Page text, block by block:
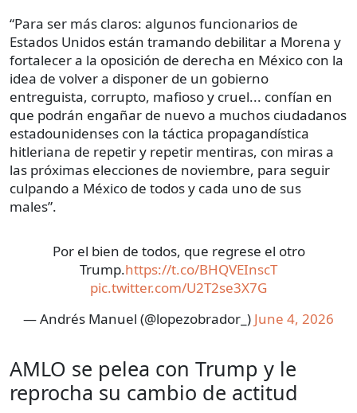
“Para ser más claros: algunos funcionarios de
Estados Unidos están tramando debilitar a Morena y
fortalecer a la oposición de derecha en México con la
idea de volver a disponer de un gobierno
entreguista, corrupto, mafioso y cruel... confían en
que podrán engañar de nuevo a muchos ciudadanos
estadounidenses con la táctica propagandística
hitleriana de repetir y repetir mentiras, con miras a
las próximas elecciones de noviembre, para seguir
culpando a México de todos y cada uno de sus
males”.
Por el bien de todos, que regrese el otro
Trump.https://t.co/BHQVEInscT
pic.twitter.com/U2T2se3X7G
— Andrés Manuel (@lopezobrador_) June 4, 2026
AMLO se pelea con Trump y le
reprocha su cambio de actitud